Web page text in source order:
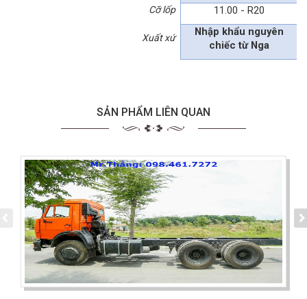
Cỡ lốp 11.00 - R20
Xuất xứ
Nhập khẩu nguyên
chiếc từ Nga
SẢN PHẨM LIÊN QUAN